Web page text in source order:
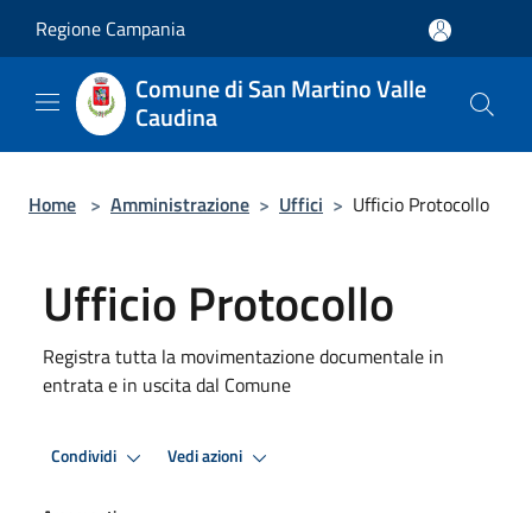
Regione Campania
Comune di San Martino Valle
Caudina
Home > Amministrazione > Uffici > Ufficio Protocollo
Ufficio Protocollo
Registra tutta la movimentazione documentale in
entrata e in uscita dal Comune
Condividi Vedi azioni